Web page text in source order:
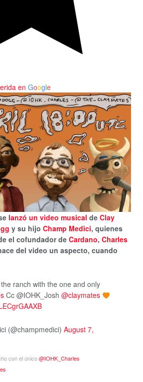
en Google
lanzó un video musical de Clay
y su hijo Champ Medici, quienes
el cofundador de Cardano, Charles
del video un aspecto, cuando
ranch with the one and only
Cc @IOHK_Josh @claymates
(@champmedici) August 7,
con el único@IOHK_Charles